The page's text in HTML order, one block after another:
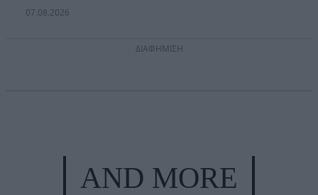
07.08.2026
ΔΙΑΦΗΜΙΣΗ
AND MORE